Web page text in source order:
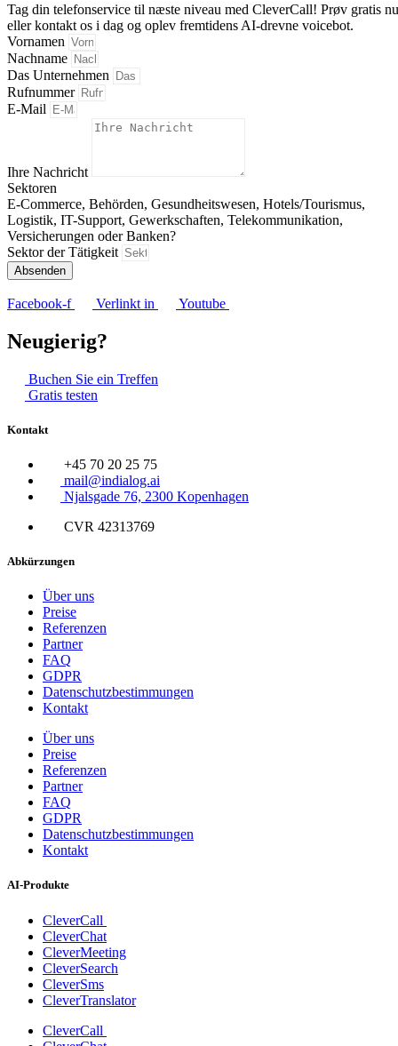
Tag din telefonservice til næste niveau med CleverCall! Prøv gratis nu
eller kontakt os i dag og oplev fremtidens AI-drevne voicebot.
Vornamen
Nachname
Das Unternehmen
Rufnummer
E-Mail
Ihre Nachricht
Sektoren
E-Commerce, Behörden, Gesundheitswesen, Hotels/Tourismus,
Logistik, IT-Support, Gewerkschaften, Telekommunikation,
Versicherungen oder Banken?
Sektor der Tätigkeit
Absenden
Facebook-f Verlinkt in Youtube
Neugierig?
Buchen Sie ein Treffen
Gratis testen
Kontakt
+45 70 20 25 75
mail@indialog.ai
Njalsgade 76, 2300 Kopenhagen
CVR 42313769
Abkürzungen
Über uns
Preise
Referenzen
Partner
FAQ
GDPR
Datenschutzbestimmungen
Kontakt
Über uns
Preise
Referenzen
Partner
FAQ
GDPR
Datenschutzbestimmungen
Kontakt
AI-Produkte
CleverCall
CleverChat
CleverMeeting
CleverSearch
CleverSms
CleverTranslator
CleverCall